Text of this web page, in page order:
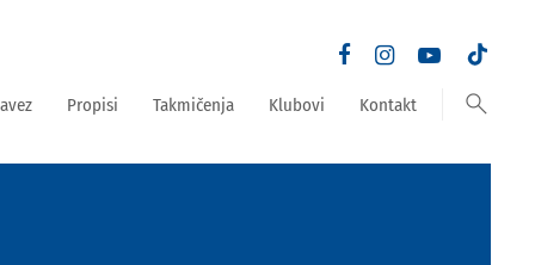
Propisi Takmičenja Klubovi Kontakt search